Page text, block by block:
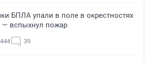
БПЛА упали в поле в окрестностях
— вспыхнул пожар
39